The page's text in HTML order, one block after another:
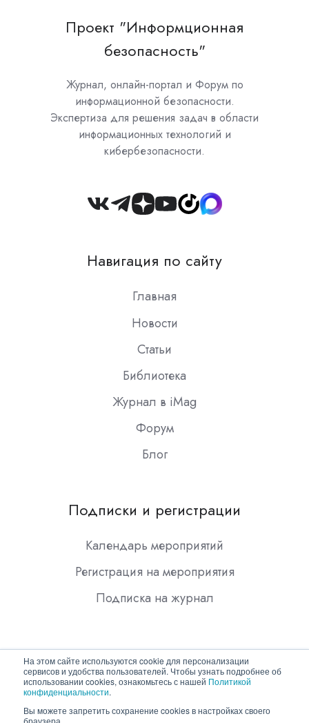
На этом сайте используются cookie для персонализации
сервисов и удобства пользователей. Чтобы узнать подробнее об
использовании cookies, ознакомьтесь с нашей Политикой
конфиденциальности.
Вы можете запретить сохранение cookies в настройках своего
браузера.
Проект "Информционная
безопасность"
Журнал, онлайн-портал и Форум по
информационной безопасности.
Экспертиза для решения задач в области
информационных технологий и
кибербезопасности.
Join
Slack
Навигация по сайту
Главная
Новости
Статьи
Библиотека
Журнал в iMag
Форум
Блог
Подписки и регистрации
Календарь мероприятий
Регистрация на мероприятия
Подписка на журнал
Copyright © 2026 ООО "Гротек"